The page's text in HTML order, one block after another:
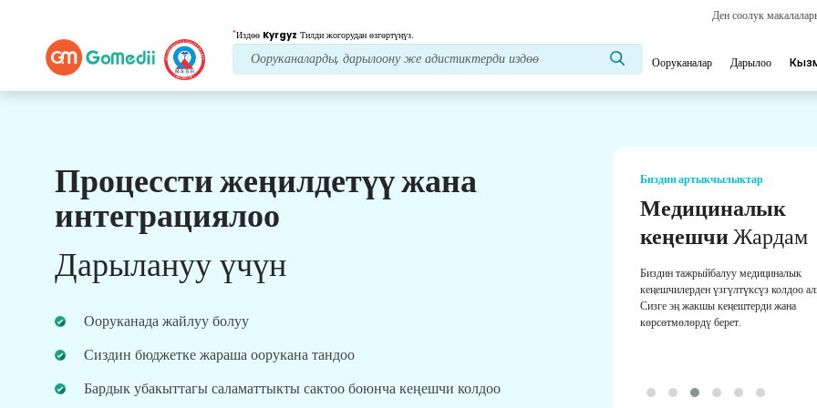
Ден соолук
*Издөө Kyrgyz Тилди жогорудан өзгөртүңүз.
Ооруканалар Дарылоо
Процессти жеңилдетүү жана
интеграциялоо
Дарылануу үчүн
Ооруканада жайлуу болуу
Сиздин бюджетке жараша оорукана тандоо
Бардык убакыттагы саламаттыкты сактоо боюнча кеңешчи колдоо
Биздин артыкчылыктар
Пост дарылоокам
көрүү
Ар дайым көйгөйлөрүңүздү чечүү үчүн биздин
дарылоо муктаждыктарыңыз боюнча
Биздин артыкчылыктар
Медициналык
кеңешчиЖардам
Биздин тажрыйбалуу медициналык
кеңешчилерден үзгүлтүксүз колдоо
Сизге эң жакшы кеңештерди жана
көрсөтмөлөрдү берет.